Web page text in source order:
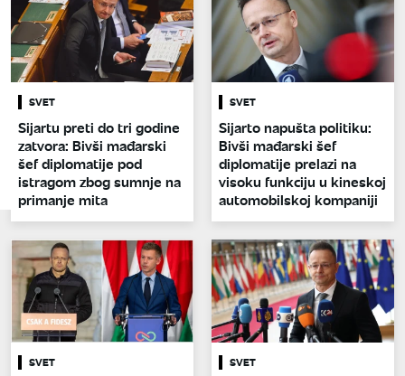
SVET
Sijartu preti do tri godine
zatvora: Bivši mađarski
šef diplomatije pod
istragom zbog sumnje na
primanje mita
SVET
Sijarto napušta politiku:
Bivši mađarski šef
diplomatije prelazi na
visoku funkciju u kineskoj
automobilskoj kompaniji
SVET SVET